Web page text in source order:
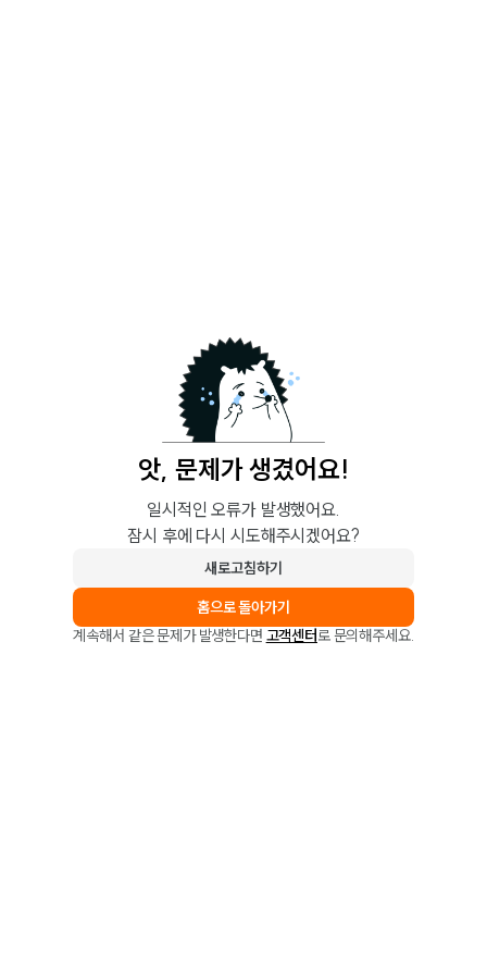
앗, 문제가 생겼어요!
일시적인 오류가 발생했어요.
잠시 후에 다시 시도해주시겠어요?
새로고침하기
홈으로 돌아가기
계속해서 같은 문제가 발생한다면 고객센터로 문의해주세요.